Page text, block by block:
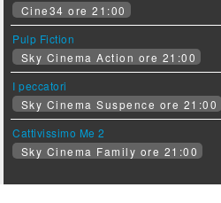
Cine34 ore 21:00
Pulp Fiction
Sky Cinema Action ore 21:00
I peccatori
Sky Cinema Suspence ore 21:00
Cattivissimo Me 2
Sky Cinema Family ore 21:00